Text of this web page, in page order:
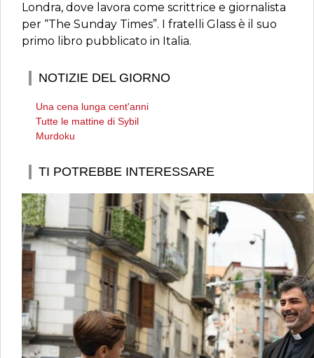
Londra, dove lavora come scrittrice e giornalista
per “The Sunday Times”. I fratelli Glass è il suo
primo libro pubblicato in Italia.
NOTIZIE DEL GIORNO
Una cena lunga cent'anni
Tutte le mattine di Sybil
Murdoku
TI POTREBBE INTERESSARE